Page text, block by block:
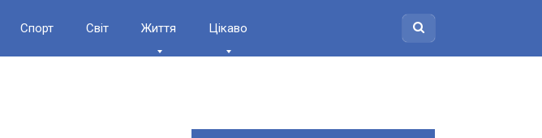
Спорт Світ Життя Цікаво